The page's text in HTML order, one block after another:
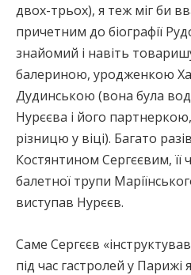
двох-трьох), я теж міг би
причетним до біографії
знайомий і навіть
балериною, уродженкою
Дудинською (вона була
Нурєєва і його
різницю у віці). Багато
Костянтином Сергєєвим, її
балетної трупи
виступав Нурєєв.
Саме Сергєєв
під час гастролей у